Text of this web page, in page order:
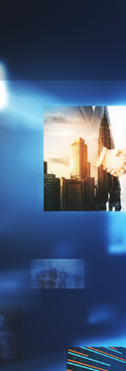
公司简介